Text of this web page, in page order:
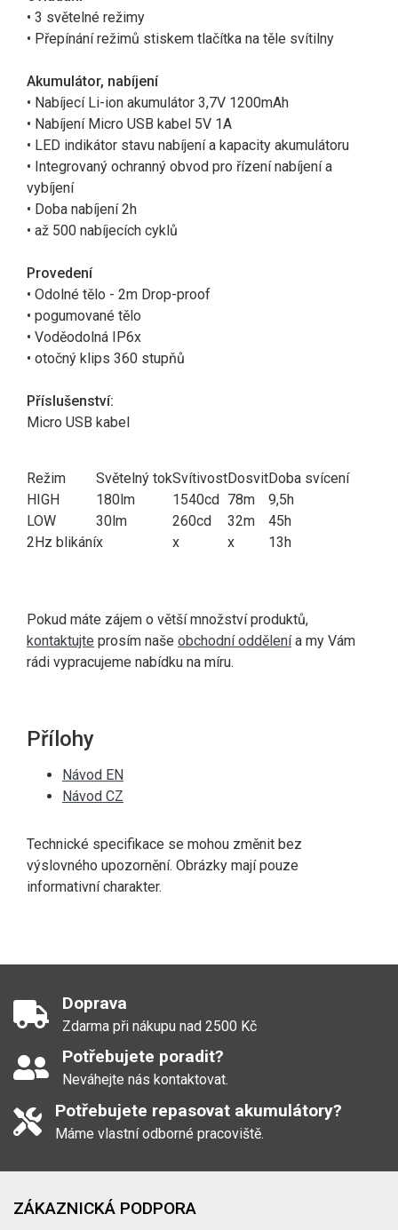
• 3 světelné režimy
• Přepínání režimů stiskem tlačítka na těle svítilny
Akumulátor, nabíjení
• Nabíjecí Li-ion akumulátor 3,7V 1200mAh
• Nabíjení Micro USB kabel 5V 1A
• LED indikátor stavu nabíjení a kapacity akumulátoru
• Integrovaný ochranný obvod pro řízení nabíjení a
vybíjení
• Doba nabíjení 2h
• až 500 nabíjecích cyklů
Provedení
• Odolné tělo - 2m Drop-proof
• pogumované tělo
• Voděodolná IP6x
• otočný klips 360 stupňů
Příslušenství:
Micro USB kabel
Režim Světelný tokSvítivostDosvitDoba svícení
HIGH
180lm 1540cd 78m
9,5h
LOW
30lm 260cd 32m
45h
2Hz blikáníx x x 13h
Pokud máte zájem o větší množství produktů,
kontaktujte prosím naše obchodní oddělenía my Vám
rádi vypracujeme nabídku na míru.
Přílohy
Návod EN
Návod CZ
Technické specifikace se mohou změnit bez
výslovného upozornění. Obrázky mají pouze
informativní charakter.
Doprava
Zdarma při nákupu nad 2500 Kč
Potřebujete poradit?
Neváhejte nás kontaktovat.
Potřebujete repasovat akumulátory?
Máme vlastní odborné pracoviště.
ZÁKAZNICKÁ PODPORA